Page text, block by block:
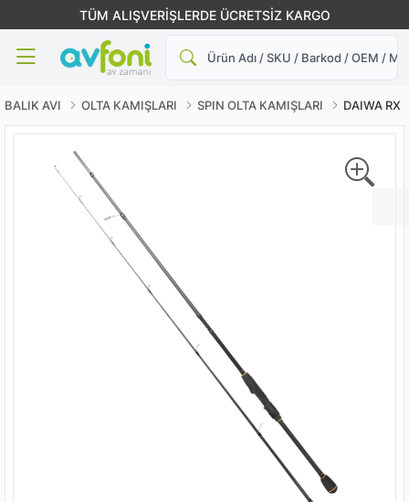
TÜM ALIŞVERİŞLERDE ÜCRETSİZ KARGO
BALIK AVI OLTA KAMIŞLARI SPIN OLTA KAMIŞLARI DAIWA RX